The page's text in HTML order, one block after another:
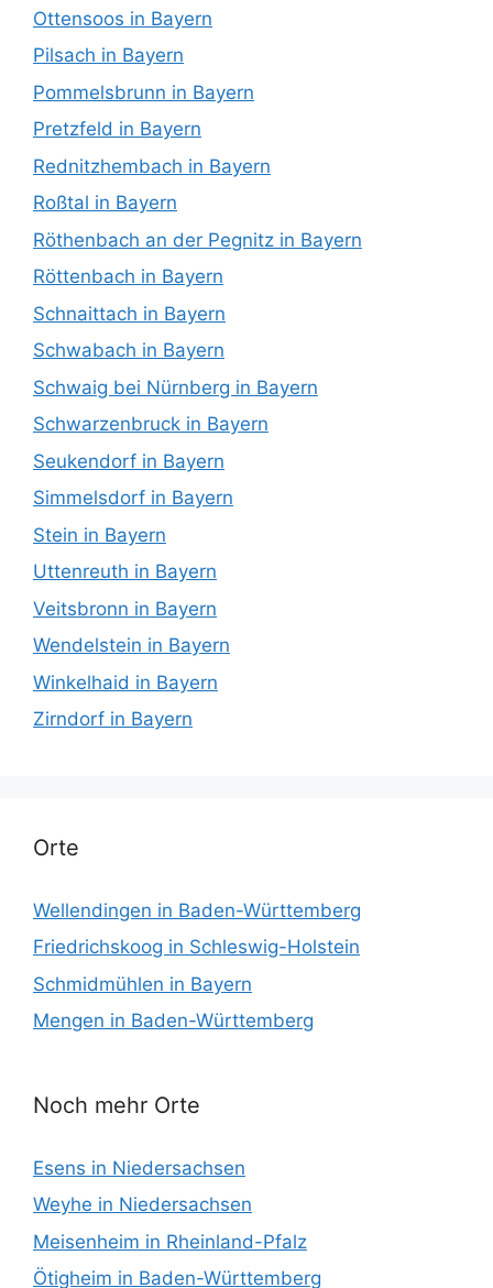
Ottensoos in Bayern
Pilsach in Bayern
Pommelsbrunn in Bayern
Pretzfeld in Bayern
Rednitzhembach in Bayern
Roßtal in Bayern
Röthenbach an der Pegnitz in Bayern
Röttenbach in Bayern
Schnaittach in Bayern
Schwabach in Bayern
Schwaig bei Nürnberg in Bayern
Schwarzenbruck in Bayern
Seukendorf in Bayern
Simmelsdorf in Bayern
Stein in Bayern
Uttenreuth in Bayern
Veitsbronn in Bayern
Wendelstein in Bayern
Winkelhaid in Bayern
Zirndorf in Bayern
Orte
Wellendingen in Baden-Württemberg
Friedrichskoog in Schleswig-Holstein
Schmidmühlen in Bayern
Mengen in Baden-Württemberg
Noch mehr Orte
Esens in Niedersachsen
Weyhe in Niedersachsen
Meisenheim in Rheinland-Pfalz
Ötigheim in Baden-Württemberg